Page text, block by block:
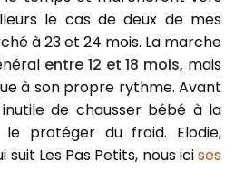
le cas de deux de mes
à 23 et 24 mois. La marche
entre 12 et 18 mois, mais
à son propre rythme. Avant
de chausser bébé à la
le protéger du froid. Elodie,
Les Pas Petits, nous icises